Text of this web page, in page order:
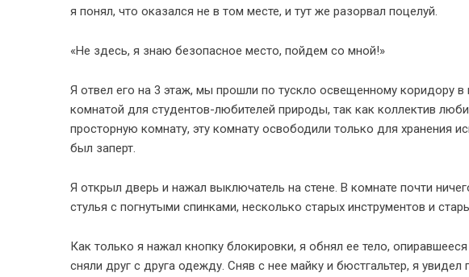
я понял, что оказался не в том месте, и тут же разорвал поцелуй.
«Не здесь, я знаю безопасное место, пойдем со мной!»
Я отвел его на 3 этаж, мы прошли по тускло освещенному коридору
комнатой для студентов-любителей природы, так как коллектив
просторную комнату, эту комнату освободили только для хранения
был заперт.
Я открыл дверь и нажал выключатель на стене. В комнате почти
стулья с погнутыми спинками, несколько старых инструментов и
Как только я нажал кнопку блокировки, я обнял ее тело,
сняли друг с друга одежду. Сняв с нее майку и бюстгальтер, я увидел